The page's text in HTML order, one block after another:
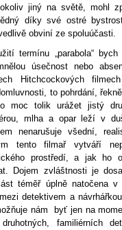
jiný na světě, mohl
díky své ostré
obviní ze spoluúčasti.
termínu „parabola“
úsečnost nebo
Hitchcockových
to pohrdání,
moc tolik urážet jistý
mlha a opar leží v
nenarušuje všední,
tento filmař vytváří
prostředí, a jak ho
Dojem zvláštnosti je
téměř úplně natočena v
detektivem a
nám byť jen na
familiérních